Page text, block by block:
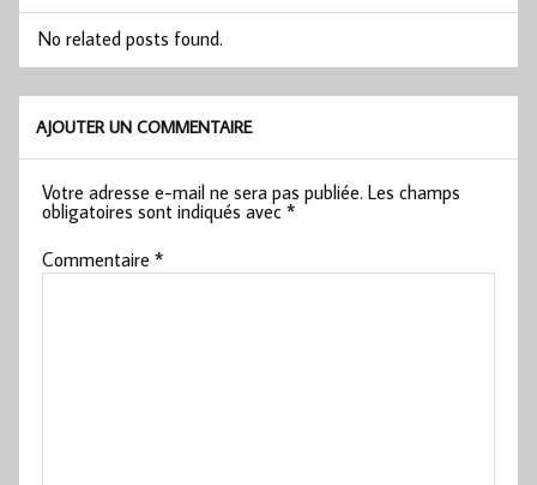
No related posts found.
AJOUTER UN COMMENTAIRE
Votre adresse e-mail ne sera pas publiée. Les champs
obligatoires sont indiqués avec*
Commentaire*